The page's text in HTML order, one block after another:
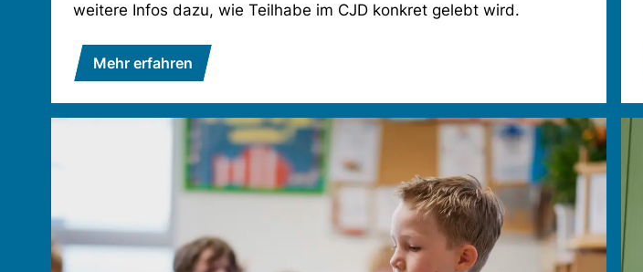
weitere Infos dazu, wie Teilhabe im CJD konkret gelebt wird.
Mehr erfahren